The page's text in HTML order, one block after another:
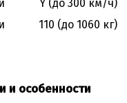
Y (до 300 км/ч)
110 (до 1060 кг)
и особенности